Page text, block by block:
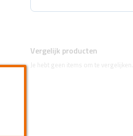
Vergelijk producten
Je hebt geen items om te vergelijken.